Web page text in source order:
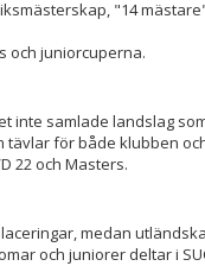
"14
och juniorcuperna.
inte samlade landslag
för både klubben
22 och Masters.
medan
och juniorer deltar i